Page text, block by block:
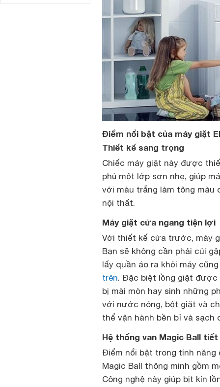
Điểm nổi bật của máy giặt
Thiết kế sang trọng
Chiếc máy giặt này được
phủ một lớp sơn nhẹ, giúp
với màu trắng làm tông màu
nội thất.
Máy giặt cửa ngang tiện lợi
Với thiết kế cửa trước, máy
Bạn sẽ không cần phải cúi
lấy quần áo ra khỏi máy
trên. Đặc biệt lồng giặt được
bị mài mòn hay sinh những
với nước nóng, bột giặt và
thể vận hành bền bỉ và
Hệ thống van Magic Ball
Điểm nổi bật trong tính năng
Magic Ball thông minh gồm
Công nghệ này giúp bịt kín